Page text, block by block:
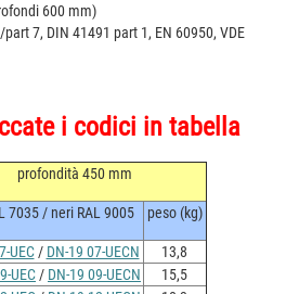
600 mm)
7, DIN 41491 part 1, EN 60950, VDE
i codici in tabella
profondità 450 mm
7035 / neri RAL 9005 peso (kg)
UEC/ DN-19 07-UECN
13,8
UEC / DN-19 09-UECN
15,5